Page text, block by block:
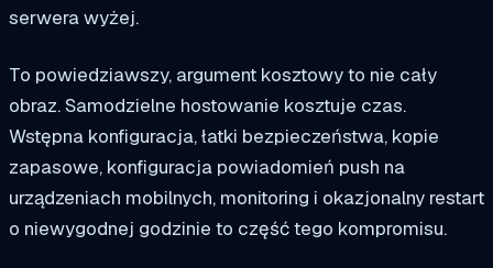
serwera wyżej.
To powiedziawszy, argument kosztowy to nie cały
obraz. Samodzielne hostowanie kosztuje czas.
Wstępna konfiguracja, łatki bezpieczeństwa, kopie
zapasowe, konfiguracja powiadomień push na
urządzeniach mobilnych, monitoring i okazjonalny restart
o niewygodnej godzinie to część tego kompromisu.